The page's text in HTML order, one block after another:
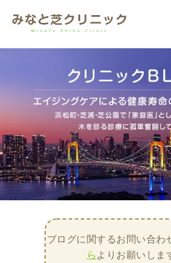
ブログに関するお問い合わ
ら よりお願いしま